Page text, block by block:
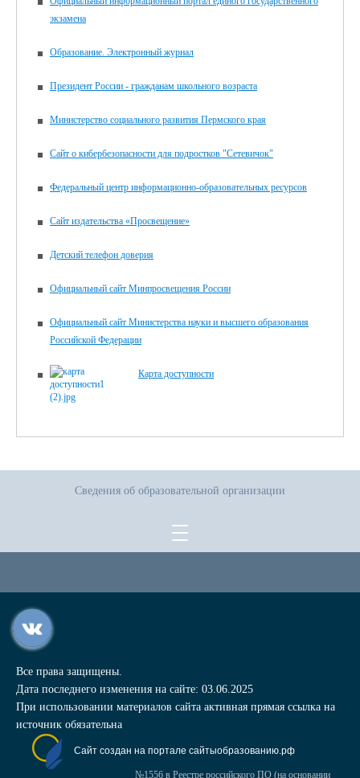
экзамена
Образование. Электронный журнал
Президент России - гражданам школьного возраста
Министерство социального развития Пермского края
Сайт о кибербезопасности для подростков "Сетевичок"
Федеральный центр информационно-образовательных ресурсов
Сайт издательства «Просвещение»
Детский телефон доверия
Официальный сайт Минпросвещения России
Официальный сайт Министерства науки и высшего образования
Российской Федерации
Карта доступности
Сведения об образовательной организации
Все права защищены.
Дата последнего изменения на сайте: 03.06.2025
При использовании материалов сайта активная прямая ссылка на
источник обязательна
Сайт создан на портале сайтыобразованию.рф
№1556 в Реестре российского ПО (на основании